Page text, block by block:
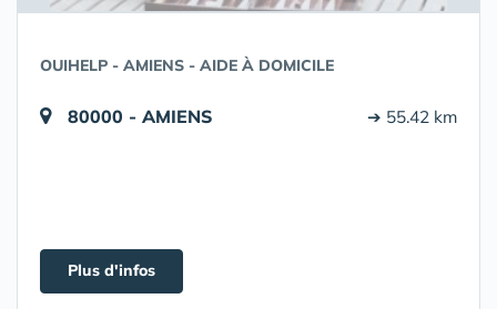
OUIHELP - AMIENS - AIDE À DOMICILE
80000 - AMIENS ➔ 55.42 km
Plus d'infos